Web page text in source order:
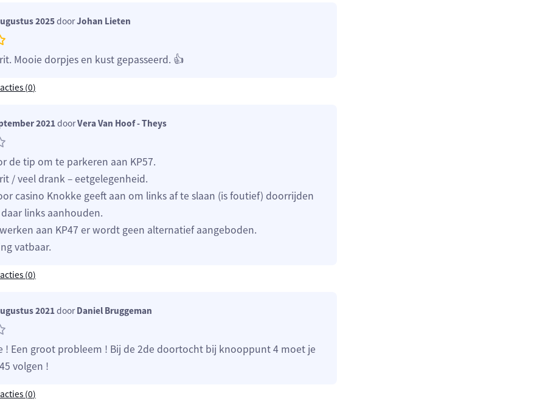
2025doorJohan Lieten
Mooie dorpjes en kust gepasseerd. 👍
(0)
2021doorVera Van Hoof - Theys
de tip om te parkeren aan KP57.
/ veel drank – eetgelegenheid.
casino Knokke geeft aan om links af te slaan (is foutief) doorrijden
links aanhouden.
aan KP47 er wordt geen alternatief aangeboden.
vatbaar.
(0)
2021doorDaniel Bruggeman
! Een groot probleem ! Bij de 2de doortocht bij knooppunt 4 moet je
volgen !
(0)